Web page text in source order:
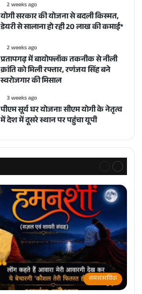
2 weeks ago
योगी सरकार की योजना से बदली किस्मत,
डेयरी से सालाना हो रही 20 लाख की कमाई*
2 weeks ago
प्रतापगढ़ में बायोफ्लॉक तकनीक से नीली
क्रांति को मिली रफ्तार, रणंजय सिंह बने
स्वरोजगार की मिसाल
3 weeks ago
पीएम सूर्य घर योजनाः सीएम योगी के नेतृत्व
में देश में दूसरे स्थान पर पहुंचा यूपी
Previous
page
Next
page
समसामयिक